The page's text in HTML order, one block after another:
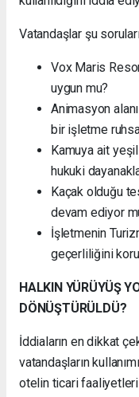
Vatandaşlar şu
Vox Maris
uygun mu?
Animasyon
bir işletme
Kamuya ait
hukuki
Kaçak olduğu
devam ediyor
İşletmenin
geçerliliğini
HALKIN YÜRÜYÜŞ
DÖNÜŞTÜRÜLDÜ?
İddiaların en dikkat
vatandaşların
otelin ticari faaliyetleri